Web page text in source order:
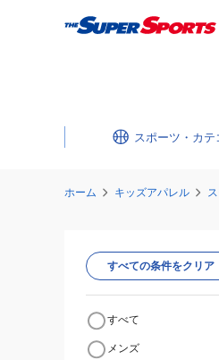
スポーツ・カテ
ホーム キッズアパレル
すべての条件をクリア
すべて
メンズ